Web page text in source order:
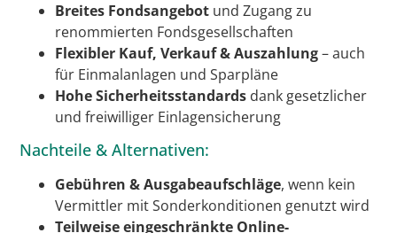
Breites Fondsangebot und Zugang zu
renommierten Fondsgesellschaften
Flexibler Kauf, Verkauf & Auszahlung– auch
für Einmalanlagen und Sparpläne
Hohe Sicherheitsstandards dank gesetzlicher
und freiwilliger Einlagensicherung
Nachteile & Alternativen:
Gebühren & Ausgabeaufschläge, wenn kein
Vermittler mit Sonderkonditionen genutzt wird
Teilweise eingeschränkte Online-